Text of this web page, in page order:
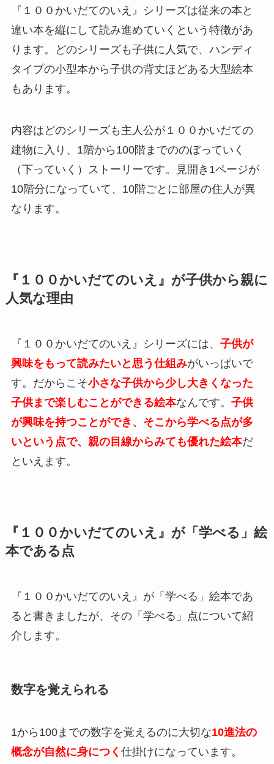
『１００かいだてのいえ』シリーズは従来の本と
違い本を縦にして読み進めていくという特徴があ
ります。どのシリーズも子供に人気で、ハンディ
タイプの小型本から子供の背丈ほどある大型絵本
もあります。
内容はどのシリーズも主人公が１００かいだての
建物に入り、1階から100階までののぼっていく
（下っていく）ストーリーです。見開き1ページが
10階分になっていて、10階ごとに部屋の住人が異
なります。
『１００かいだてのいえ』が子供から親に
人気な理由
『１００かいだてのいえ』シリーズには、 子供が
興味をもって読みたいと思う仕組みがいっぱいで
す。だからこそ小さな子供から少し大きくなった
子供まで楽しむことができる絵本なんです。 子供
が興味を持つことができ、そこから学べる点が多
いという点で、親の目線からみても優れた絵本だ
といえます。
『１００かいだてのいえ』が「学べる」絵
本である点
『１００かいだてのいえ』が「学べる」絵本であ
ると書きましたが、その「学べる」点について紹
介します。
数字を覚えられる
1から100までの数字を覚えるのに大切な10進法の
概念が自然に身につく 仕掛けになっています。